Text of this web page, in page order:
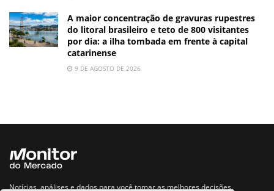
A maior concentração de gravuras rupestres
do litoral brasileiro e teto de 800 visitantes
por dia: a ilha tombada em frente à capital
catarinense
9 DE AGOSTO DE 2026
Notícias, análises e dados para você tomar as melhores decisões.